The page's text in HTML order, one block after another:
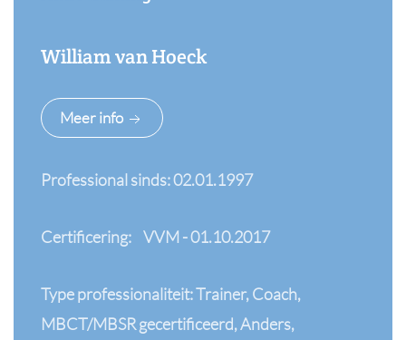
William van Hoeck
Meer info
Professional sinds: 02.01.1997
Certificering: VVM - 01.10.2017
Type professionaliteit: Trainer, Coach,
MBCT/MBSR gecertificeerd, Anders,